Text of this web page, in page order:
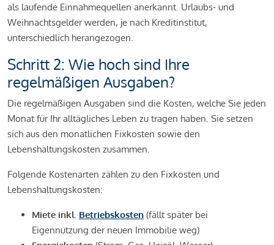
als laufende Einnahmequellen anerkannt. Urlaubs- und
Weihnachtsgelder werden, je nach Kreditinstitut,
unterschiedlich herangezogen.
Schritt 2: Wie hoch sind Ihre
regelmäßigen Ausgaben?
Die regelmäßigen Ausgaben sind die Kosten, welche Sie jeden
Monat für Ihr alltägliches Leben zu tragen haben. Sie setzen
sich aus den monatlichen Fixkosten sowie den
Lebenshaltungskosten zusammen.
Folgende Kostenarten zählen zu den Fixkosten und
Lebenshaltungskosten:
Miete inkl. Betriebskosten (fällt später bei
Eigennutzung der neuen Immobilie weg)